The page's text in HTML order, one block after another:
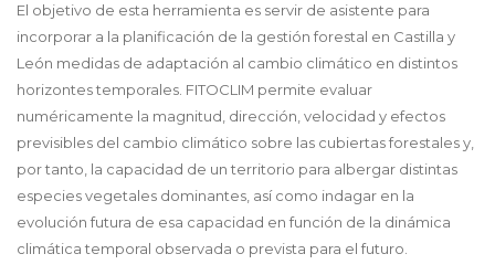
El objetivo de esta herramienta es servir de asistente para
incorporar a la planificación de la gestión forestal en Castilla y
León medidas de adaptación al cambio climático en distintos
horizontes temporales. FITOCLIM permite evaluar
numéricamente la magnitud, dirección, velocidad y efectos
previsibles del cambio climático sobre las cubiertas forestales y,
por tanto, la capacidad de un territorio para albergar distintas
especies vegetales dominantes, así como indagar en la
evolución futura de esa capacidad en función de la dinámica
climática temporal observada o prevista para el futuro.